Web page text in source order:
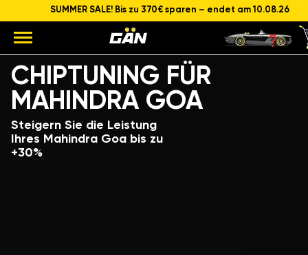
SUMMER SALE! Bis zu 370€ sparen – endet am 10.08.26
CHIPTUNING FÜR
MAHINDRA GOA
Steigern Sie die Leistung
Ihres Mahindra Goa bis zu
+30%
Modell
Hubraum und Leistung des Motors